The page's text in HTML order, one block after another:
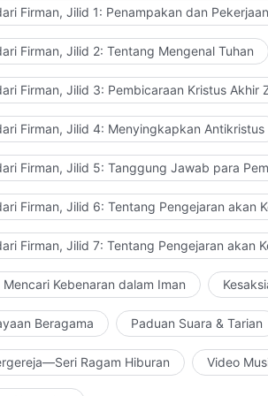
perbuatan Tuhan dinyatakan,
membuat pengetahuannya
sekali lagi melihat sebagian
orang sakit dan mengusir
diri dalam daging ke hadapan
mengenal Tuhan sebanyak yang
lain lagi kepada manusia,
Tuhan terus bekerja agar
dapat secara bertahap mengenal
manusia. Tabiat engkau yang
digantikan dengan kenyataan
perkataan-Nya, "Firman
tampak dalam daging." Apabila
tidak dapat berdiri teguh. Pada
tahap pekerjaan Firman yang tampak
tidak mengizinkan manusia
manusia tentang-Nya tidak
Firman, Jilid 1: Penampakan dan
Firman, Jilid 2: Tentang Mengenal Tuhan
Firman, Jilid 3: Pembicaraan Kristus Akhir
Firman, Jilid 4: Menyingkapkan Antikristus
Firman, Jilid 5: Tanggung Jawab para
Firman, Jilid 6: Tentang Pengejaran akan
Firman, Jilid 7: Tentang Pengejaran akan
Kebenaran dalam Iman
Beragama Paduan Suara & Tarian
Ragam Hiburan Video